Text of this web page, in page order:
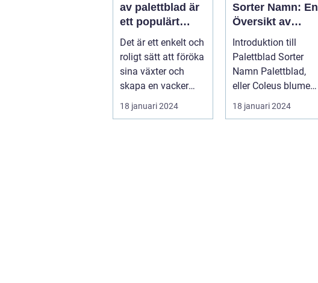
av palettblad är
ett populärt
hobbyprojekt för
många
trädgårdsentusi
aster
Det är ett enkelt och
roligt sätt att föröka
sina växter och
skapa en vacker
grön omgivning. I
denna...
18 januari 2024
Sorter Namn: En
Översikt av
Olika Variationer
och Egenskaper
Introduktion till
Palettblad Sorter
Namn Palettblad,
eller Coleus blumei
som det
vetenskapligt kall...
18 januari 2024